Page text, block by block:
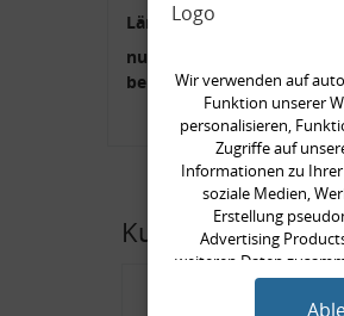
Länge [mm]:
nur paarweise austauschen:
benötigte Stückzahl:
Kunden kauften
Wir verwenden auf
Funktion unserer
personalisieren,
Zugriffe auf
Informationen zu
soziale Medien,
Erstellung
Advertising
weiteren Daten
eines persönlichen
Dienste gesammelt